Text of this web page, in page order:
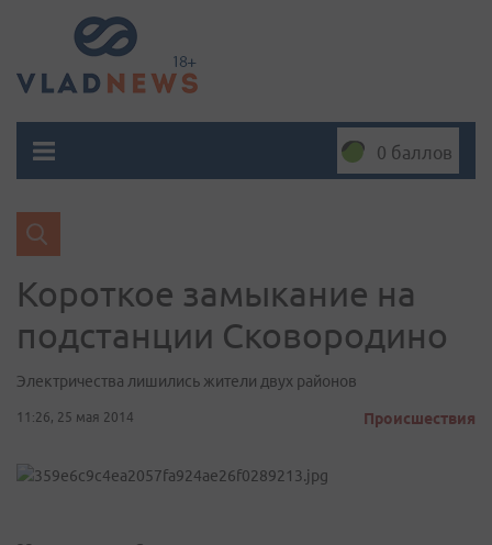
0 баллов
Короткое замыкание на
подстанции Сковородино
Электричества лишились жители двух районов
11:26, 25 мая 2014 Происшествия